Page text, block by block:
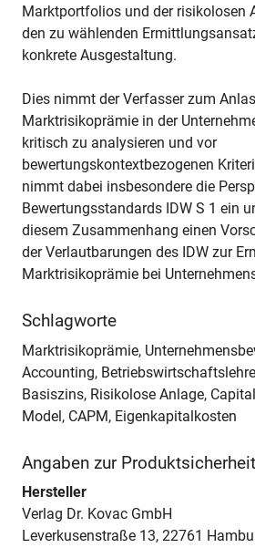
Marktportfolios und der risikolosen
den zu wählenden
konkrete Ausgestaltung.
Dies nimmt der Verfasser zum
Marktrisikoprämie in der
kritisch zu analysieren und vor
bewertungskontextbezogenen
nimmt dabei insbesondere die
Bewertungsstandards IDW S 1 ein
diesem Zusammenhang einen
der Verlautbarungen des IDW zur
Marktrisikoprämie bei
Schlagworte
Marktrisikoprämie,
Accounting,
Basiszins, Risikolose Anlage,
Model, CAPM, Eigenkapitalkosten
Angaben zur Produktsicherheit
Hersteller
Verlag Dr. Kovac GmbH
Leverkusenstraße 13, 22761